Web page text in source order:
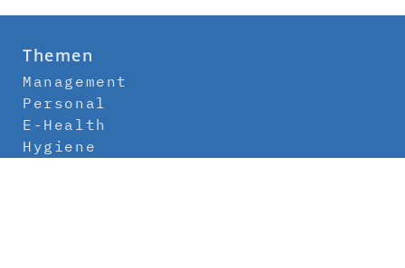
Themen
Management
Personal
E-Health
Hygiene